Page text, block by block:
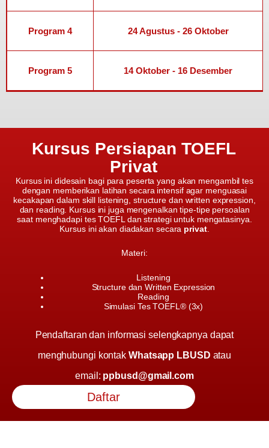
Program 4 24 Agustus - 26 Oktober
Program 5 14 Oktober - 16 Desember
Kursus Persiapan TOEFL
Privat
Kursus ini didesain bagi para peserta yang akan mengambil tes
dengan memberikan latihan secara intensif agar menguasai
kecakapan dalam skill listening, structure dan written expression,
dan reading. Kursus ini juga mengenalkan tipe-tipe persoalan
saat menghadapi tes TOEFL dan strategi untuk mengatasinya.
Kursus ini akan diadakan secara privat.
Materi:
Listening
Structure dan Written Expression
Reading
Simulasi Tes TOEFL® (3x)
Pendaftaran dan informasi selengkapnya dapat
menghubungi kontak Whatsapp LBUSD atau
email: ppbusd@gmail.com
Daftar